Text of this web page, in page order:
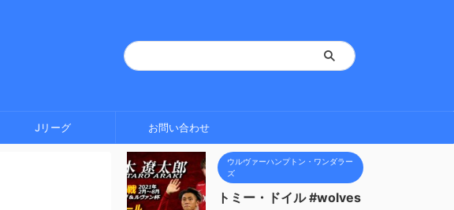
Jリーグ お問い合わせ
ウルヴァーハンプトン・ワンダラー
ズ
トミー・ドイル #wolves